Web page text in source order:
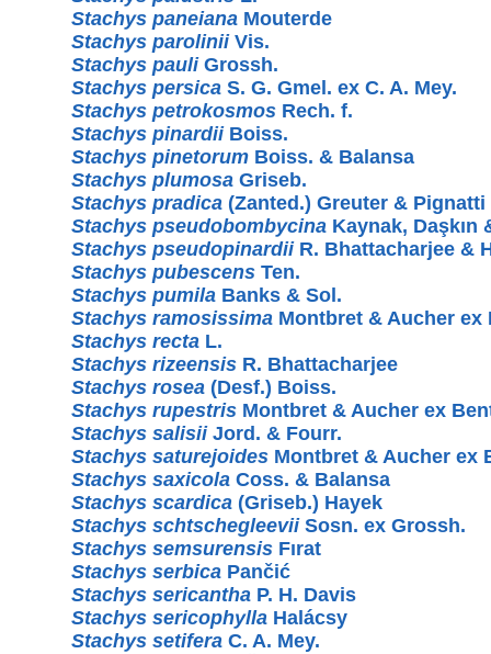
Stachys paneiana Mouterde
Stachys paroliniiVis.
Stachys pauliGrossh.
Stachys persica S. G. Gmel. ex C. A. Mey.
Stachys petrokosmos Rech. f.
Stachys pinardiiBoiss.
Stachys pinetorum Boiss. & Balansa
Stachys plumosa Griseb.
Stachys pradica (Zanted.) Greuter & Pignatti
Stachys pseudobombycina Kaynak, Daşkın
Stachys pseudopinardiiR. Bhattacharjee &
Stachys pubescens Ten.
Stachys pumila Banks & Sol.
Stachys ramosissima Montbret & Aucher ex
Stachys recta L.
Stachys rizeensis R. Bhattacharjee
Stachys rosea (Desf.) Boiss.
Stachys rupestris Montbret & Aucher ex
Stachys salisiiJord. & Fourr.
Stachys saturejoides Montbret & Aucher ex
Stachys saxicola Coss. & Balansa
Stachys scardica (Griseb.) Hayek
Stachys schtschegleeviiSosn. ex Grossh.
Stachys semsurensis Fırat
Stachys serbica Pančić
Stachys sericantha P. H. Davis
Stachys sericophylla Halácsy
Stachys setifera C. A. Mey.